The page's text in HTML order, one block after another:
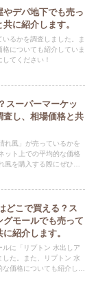
デパ地下でも売っ
に紹介します。
るかを調査しました。ま
についても紹介していま
てください！
スーパーマーケッ
査し、相場価格と共
れ風」が売っているかを
ット上での平均的な価格
を購入する際にぜひ参
どこで買える？ス
モールでも売って
紹介します。
ルに「リプトン 水出しア
た。また、リプトン 水
価格についても紹介して